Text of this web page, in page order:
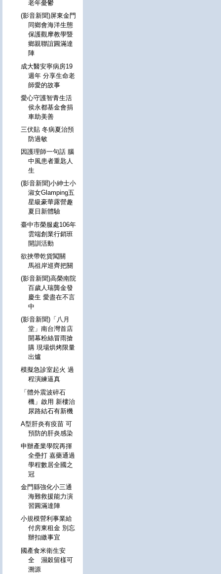
老年憂鬱
(影音新聞)屏東金門
同鄉會海洋生態
保護觀摩教學暨
鄉親聯誼圓滿達
陣
成大醫安寧病房19
週年 分享生命老
師愛的故事
愛心守護智青生活
侯永都基金會捐
車助美善
三伏貼 冬病夏治預
防過敏
因護理師一句話 腦
中風患者重匙人
生
(影音新聞)小紳士小
淑女Glamping五
星級豪華露營趣
夏日新體驗
臺中市榮服處106年
雲端創業行銷班
開訓活動
欲挾帶乾貨闖關
馬祖岸巡齊把關
(影音新聞)高榮南院
百歲人瑞龔金發
慶生 愛盡在不言
中
(影音新聞)「八月
堂」南台灣首店
開幕粉絲冒雨搶
購 現場烘烤限量
出爐
模擬急診室起火 過
程演練逼真
「體外震波碎石
機」啟用 新樓治
尿路結石有新機
A型肝炎有疫苗 可
預防的肝炎感染
申辦產業學院再揮
全壘打 嘉藥通過
學程數居全國之
冠
金門縣強化小三通
海難救援能力演
習圓滿達陣
小規模營利事業給
付房東租金 別忘
辦扣繳事宜
國產食米衛生安
全 濕穀留樣可
溯源